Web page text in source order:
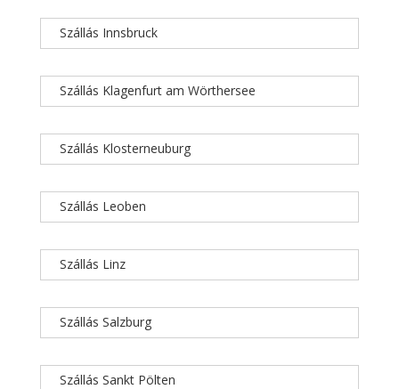
Szállás Innsbruck
Szállás Klagenfurt am Wörthersee
Szállás Klosterneuburg
Szállás Leoben
Szállás Linz
Szállás Salzburg
Szállás Sankt Pölten